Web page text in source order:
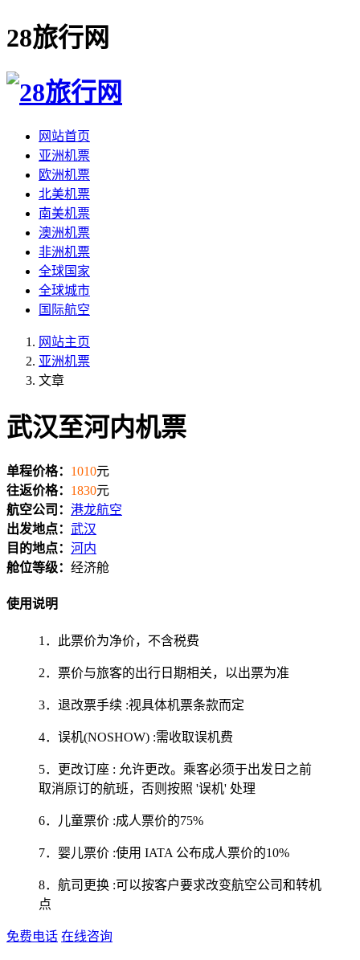
28旅行网
网站首页
亚洲机票
欧洲机票
北美机票
南美机票
澳洲机票
非洲机票
全球国家
全球城市
国际航空
网站主页
亚洲机票
文章
武汉至河内机票
单程价格： 1010元
往返价格： 1830元
航空公司： 港龙航空
出发地点： 武汉
目的地点： 河内
舱位等级： 经济舱
使用说明
1．此票价为净价，不含税费
2．票价与旅客的出行日期相关，以出票为准
3．退改票手续 :视具体机票条款而定
4．误机(NOSHOW) :需收取误机费
5．更改订座 : 允许更改。乘客必须于出发日之前
取消原订的航班，否则按照 '误机' 处理
6．儿童票价 :成人票价的75%
7．婴儿票价 :使用 IATA 公布成人票价的10%
8．航司更换 :可以按客户要求改变航空公司和转机
点
免费电话 在线咨询